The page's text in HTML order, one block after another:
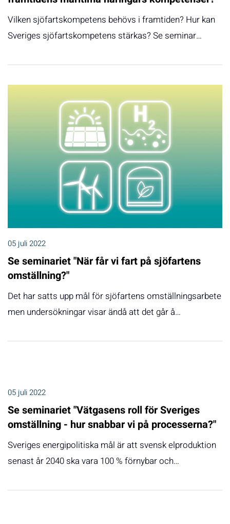
Vilken sjöfartskompetens behövs i framtiden? Hur kan
Sveriges sjöfartskompetens stärkas? Se seminar…
05 juli 2022
Se seminariet "När får vi fart på sjöfartens
omställning?"
Det har satts upp mål för sjöfartens omställningsarbete
men undersökningar visar ändå att det går å…
05 juli 2022
Se seminariet "Vätgasens roll för Sveriges
omställning - hur snabbar vi på processerna?"
Sveriges energipolitiska mål är att svensk elproduktion
senast år 2040 ska vara 100 % förnybar och…